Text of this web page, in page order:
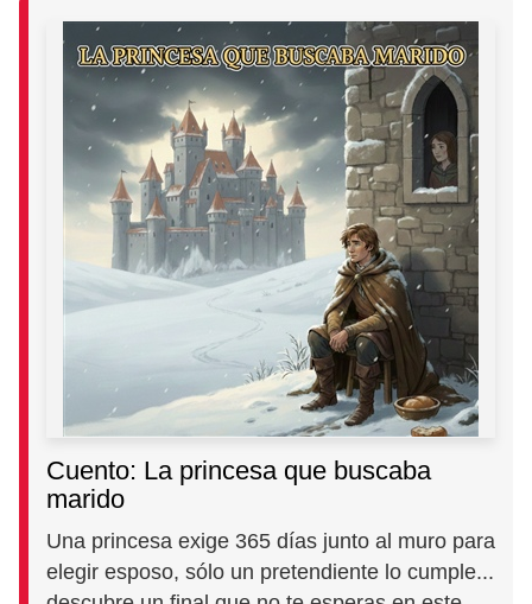
Cuento: La princesa que buscaba
marido
Una princesa exige 365 días junto al muro para
elegir esposo, sólo un pretendiente lo cumple...